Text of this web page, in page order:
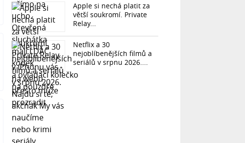
Apple si nechá platit za
větší soukromí. Private
Relay...
Netflix a 30
nejoblíbenějších filmů a
seriálů v srpnu 2026....